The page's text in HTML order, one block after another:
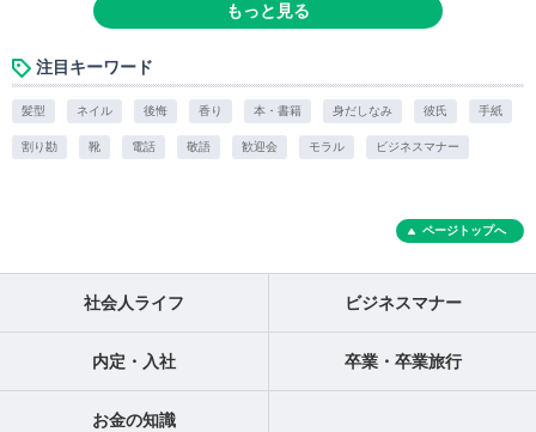
もっと見る
注目キーワード
髪型 ネイル 後悔 香り 本・書籍 身だしなみ 彼氏 手紙
割り勘 靴 電話 敬語 歓迎会 モラル ビジネスマナー
ページトップへ
社会人ライフ ビジネスマナー
内定・入社 卒業・卒業旅行
お金の知識